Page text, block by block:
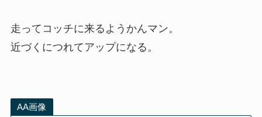
走ってコッチに来るようかんマン。
近づくにつれてアップになる。
AA画像